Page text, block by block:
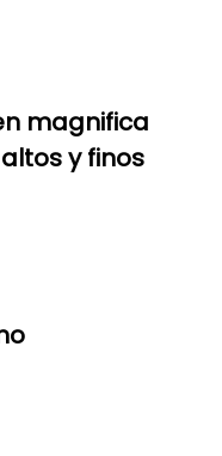
magnifica
y finos